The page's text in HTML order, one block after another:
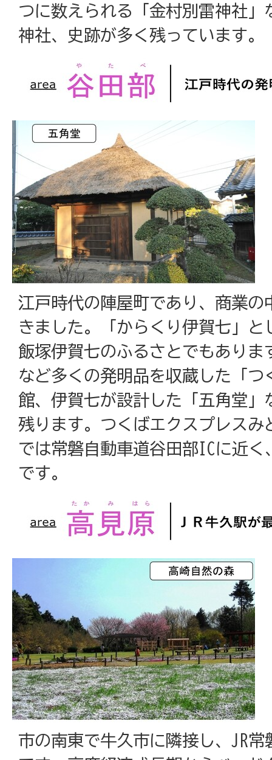
つに数えられる「金村別雷神社」
神社、史跡が多く残っています。
江戸時代の陣屋町であり、商業の
きました。「からくり伊賀七」と
飯塚伊賀七のふるさとでもありま
など多くの発明品を収蔵した「つ
館、伊賀七が設計した「五角堂」
残ります。つくばエクスプレスみ
では常磐自動車道谷田部ICに近く
です。
市の南東で牛久市に隣接し、JR